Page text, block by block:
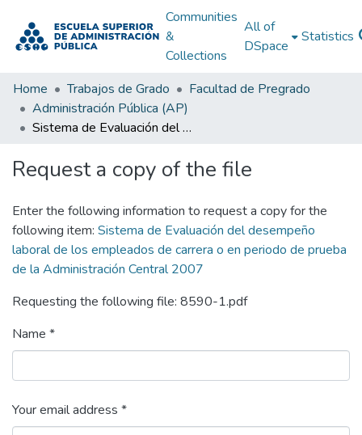
Communities
&
Collections
All of
DSpace
Statistics
Home Trabajos de Grado
Facultad de Pregrado
Administración Pública (AP)
Sistema de Evaluación del desempeño laboral de los empleados de carrera o en periodo de prueba de la Administración Central 2007
Request a copy of the file
Enter the following information to request a copy for the
following item: Sistema de Evaluación del desempeño
laboral de los empleados de carrera o en periodo de prueba
de la Administración Central 2007
Requesting the following file: 8590-1.pdf
Name *
Your email address *